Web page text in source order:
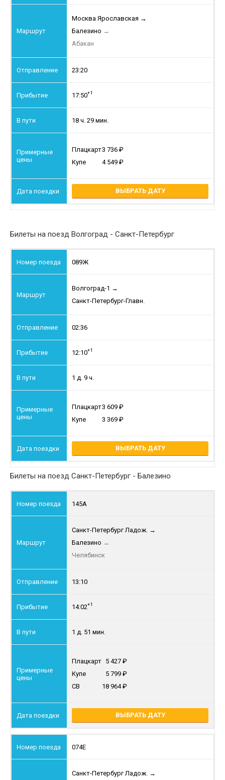
Москва Ярославская →
Балезино →
Абакан
23:20
17:50+1
18 ч. 29 мин.
Плацкарт3 736
Купе
4 549
ВЫБРАТЬ ДАТУ
Билеты на поезд Волгоград - Санкт-Петербург
089Ж
Волгоград-1 →
Санкт-Петербург-Главн.
02:36
12:10+1
1 д. 9 ч.
Плацкарт3 609
Купе
3 369
ВЫБРАТЬ ДАТУ
Билеты на поезд Санкт-Петербург - Балезино
145А
Санкт-Петербург Ладож. →
Балезино →
Челябинск
13:10
14:02+1
1 д. 51 мин.
Плацкарт 5 427
Купе
5 799
СВ
18 964
ВЫБРАТЬ ДАТУ
074Е
Санкт-Петербург Ладож. →